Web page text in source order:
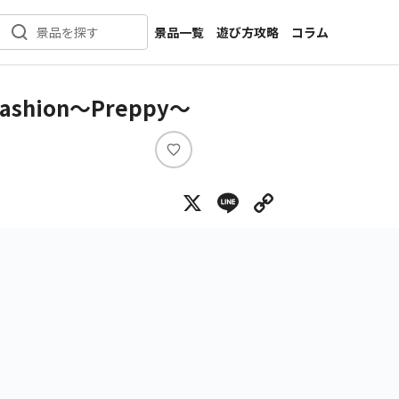
景品を探す
景品一覧
新着景品
作品名一覧
メーカー一覧
遊び方攻略
コラム
インタビュー
～Preppy～
い
ね
X Line